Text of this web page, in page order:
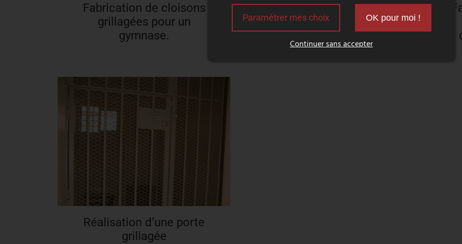
Fabrication de cloisons
grillagées pour un
gymnase.
Fabrication de grille de
protection pour porte en
verre - Biarritz (64).
Réalisation d’une porte
grillagée
Paramétrer mes choix OK pour moi !
Continuer sans accepter